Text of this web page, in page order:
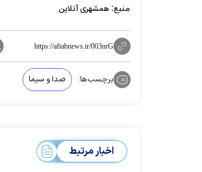
منبع: همشهری آنلاین
https://aftabnews.ir/003nrG
برچسب‌ها: صدا و سیما
اخبار مرتبط